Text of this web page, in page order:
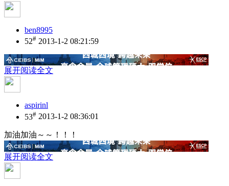
ben8995
52# 2013-1-2 08:21:59
展开阅读全文
aspirinl
53# 2013-1-2 08:36:01
加油加油～～！！！
展开阅读全文